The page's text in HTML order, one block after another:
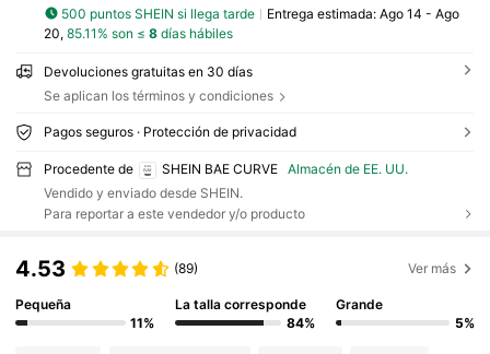
500 puntos SHEIN si llega tarde Entrega estimada: Ago 14 - Ago
20, 85.11% son ≤ 8días hábiles
Devoluciones gratuitas en 30 días
Se aplican los términos y condiciones
Pagos seguros · Protección de privacidad
Procedente de SHEIN BAE CURVE
Almacén de EE. UU.
Vendido y enviado desde SHEIN.
Para reportar a este vendedor y/o producto
4.53 (89) Ver más
Pequeña
11%
La talla corresponde
84%
Grande
5%